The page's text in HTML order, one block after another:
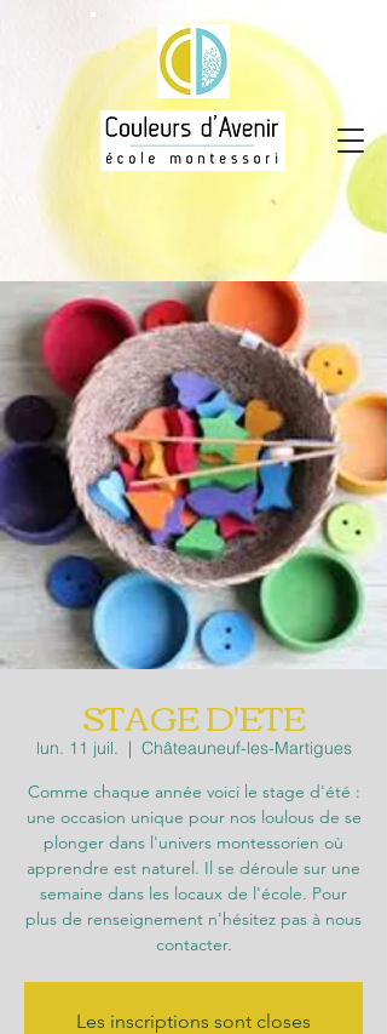
STAGE D'ETE
lun. 11 juil.
  |
Châteauneuf-les-Martigues
Comme chaque année voici le stage d'été :
une occasion unique pour nos loulous de se
plonger dans l'univers montessorien où
apprendre est naturel. Il se déroule sur une
semaine dans les locaux de l'école. Pour
plus de renseignement n'hésitez pas à nous
contacter.
Les inscriptions sont closes